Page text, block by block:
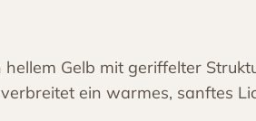
hellem Gelb mit geriffelter
ein warmes, sanftes